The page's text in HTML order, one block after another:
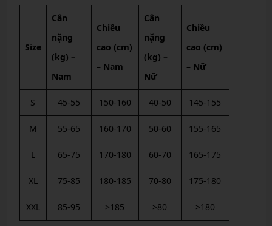
Size
Cân
nặng
(kg) –
Nam
Chiều
cao (cm)
– Nam
Cân
nặng
(kg) –
Nữ
Chiều
cao (cm)
– Nữ
S 45-55 150-160 40-50 145-155
M 55-65 160-170 50-60 155-165
L 65-75 170-180 60-70 165-175
XL 75-85 180-185 70-80 175-180
XXL 85-95 >185 >80 >180